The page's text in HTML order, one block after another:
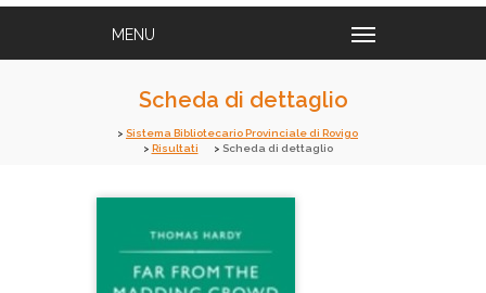
Scheda di dettaglio
Sistema Bibliotecario Provinciale di Rovigo
Risultati
Scheda di dettaglio